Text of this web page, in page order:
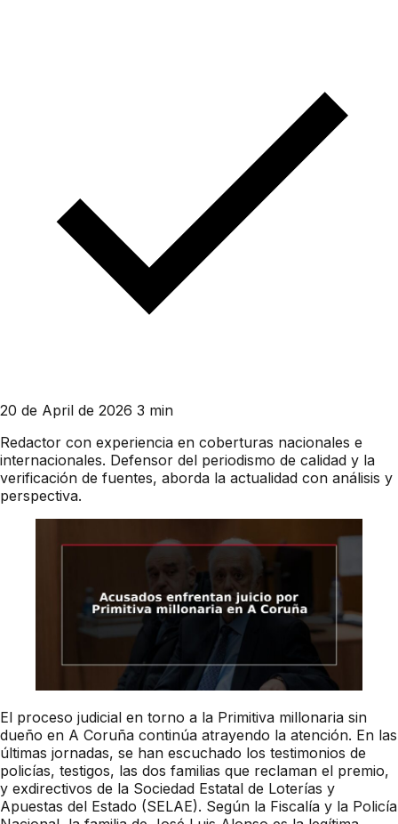
20 de April de 2026 3 min
Redactor con experiencia en coberturas nacionales e
internacionales. Defensor del periodismo de calidad y la
verificación de fuentes, aborda la actualidad con análisis y
perspectiva.
El proceso judicial en torno a la Primitiva millonaria sin
dueño en A Coruña continúa atrayendo la atención. En las
últimas jornadas, se han escuchado los testimonios de
policías, testigos, las dos familias que reclaman el premio,
y exdirectivos de la Sociedad Estatal de Loterías y
Apuestas del Estado (SELAE). Según la Fiscalía y la Policía